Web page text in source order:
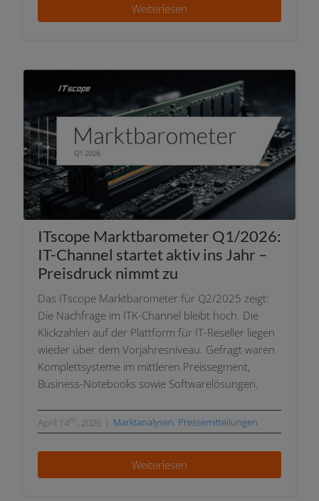
Weiterlesen
ITscope Marktbarometer Q1/2026:
IT-Channel star­tet aktiv ins Jahr –
Preisdruck nimmt zu
Das ITscope Marktbarometer für Q2/2025 zeigt:
Die Nachfrage im ITK-Channel bleibt hoch. Die
Klickzahlen auf der Plattform für IT-Reseller lie­gen
wie­der über dem Vorjahresniveau. Gefragt waren
Komplettsysteme im mitt­le­ren Preissegment,
Business-Notebooks sowie Softwarelösungen.
April 14th, 2026 | Marktanalysen, Pressemitteilungen
Weiterlesen